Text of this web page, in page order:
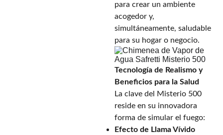
para crear un ambiente
acogedor y,
simultáneamente, saludable
para su hogar o negocio.
Tecnología de Realismo y
Beneficios para la Salud
La clave del Misterio 500
reside en su innovadora
forma de simular el fuego:
Efecto de Llama Vívido